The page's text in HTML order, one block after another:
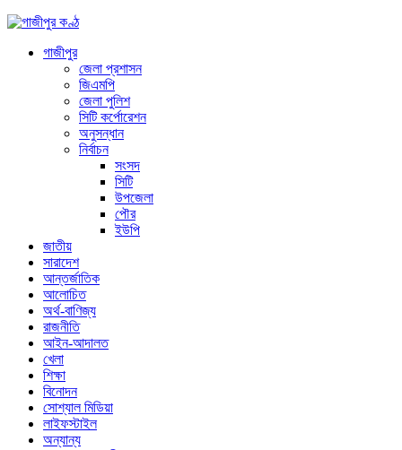
গাজীপুর
জেলা প্রশাসন
জিএমপি
জেলা পুলিশ
সিটি কর্পোরেশন
অনুসন্ধান
নির্বাচন
সংসদ
সিটি
উপজেলা
পৌর
ইউপি
জাতীয়
সারাদেশ
আন্তর্জাতিক
আলোচিত
অর্থ-বাণিজ্য
রাজনীতি
আইন-আদালত
খেলা
শিক্ষা
বিনোদন
সোশ্যাল মিডিয়া
লাইফস্টাইল
অন্যান্য